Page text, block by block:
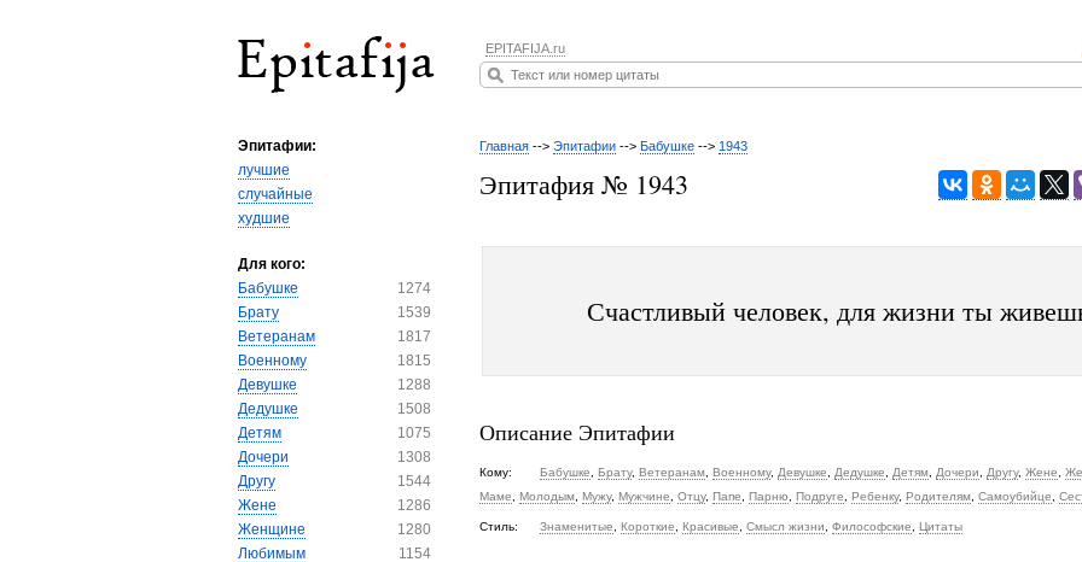
EPITAFIJA.ru
Эпитафии:
лучшие
случайные
худшие
Для кого:
Бабушке
1274
Брату
1539
Ветеранам
1817
Военному
1815
Девушке
1288
Дедушке
1508
Детям
1075
Дочери
1308
Другу
1544
Жене
1286
Женщине
1280
Любимым
1154
Главная --> Эпитафии --> Бабушке --> 1943
Эпитафия № 1943
Счастливый человек, для жизни ты
Описание Эпитафии
Кому: Бабушке Брату, Ветеранам Военному, Девушке Дедушке Детям Дочери Другу, Жене
Маме
Молодым Мужу, Мужчине Отцу, Папе Парню Подруге Ребенку, Родителям Самоубийце
Стиль: Знаменитые Короткие Красивые Смысл жизни Философские Цитаты